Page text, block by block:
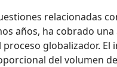
relacionadas
años, ha cobrado una
globalizador. El
del volumen